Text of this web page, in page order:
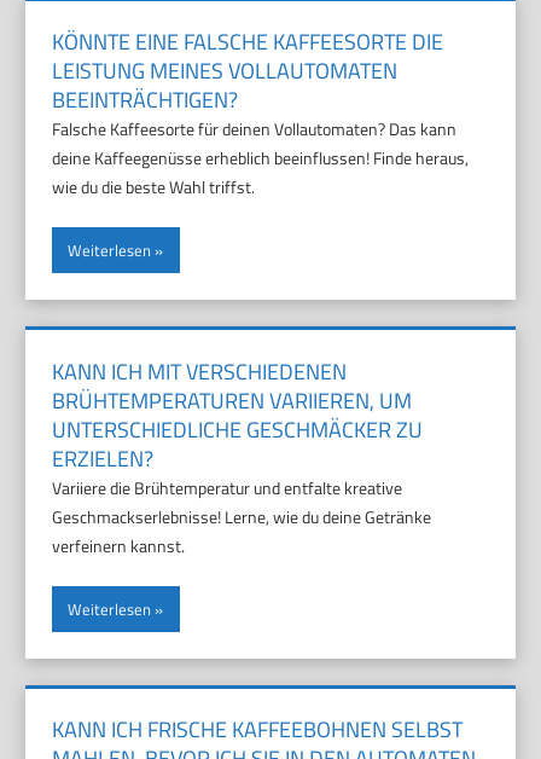
KÖNNTE EINE FALSCHE KAFFEESORTE DIE
LEISTUNG MEINES VOLLAUTOMATEN
BEEINTRÄCHTIGEN?
Falsche Kaffeesorte für deinen Vollautomaten? Das kann
deine Kaffeegenüsse erheblich beeinflussen! Finde heraus,
wie du die beste Wahl triffst.
Weiterlesen
KANN ICH MIT VERSCHIEDENEN
BRÜHTEMPERATUREN VARIIEREN, UM
UNTERSCHIEDLICHE GESCHMÄCKER ZU
ERZIELEN?
Variiere die Brühtemperatur und entfalte kreative
Geschmackserlebnisse! Lerne, wie du deine Getränke
verfeinern kannst.
Weiterlesen
KANN ICH FRISCHE KAFFEEBOHNEN SELBST